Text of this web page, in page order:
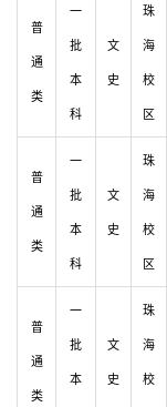
普
通
类
一
批
本
科
文
史
珠
海
校
区
普
通
类
一
批
本
科
文
史
珠
海
校
区
普
通
类
一
批
本
文
史
珠
海
校